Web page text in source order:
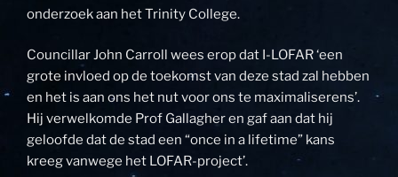
onderzoek aan het Trinity College.
Councillar John Carroll wees erop dat I-LOFAR ‘een
grote invloed op de toekomst van deze stad zal hebben
en het is aan ons het nut voor ons te maximaliserens’.
Hij verwelkomde Prof Gallagher en gaf aan dat hij
geloofde dat de stad een “once in a lifetime” kans
kreeg vanwege het LOFAR-project’.